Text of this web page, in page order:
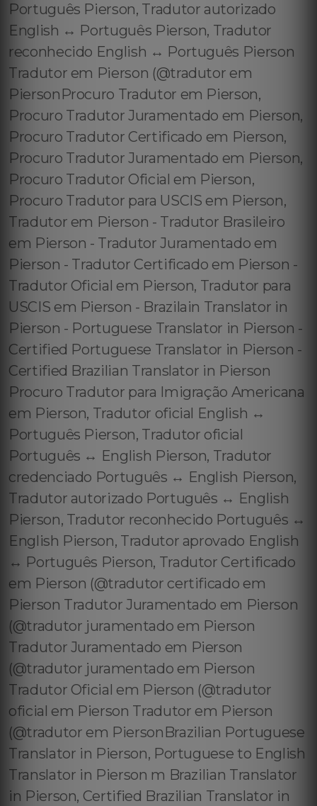
Português Pierson, Tradutor autorizado
English ↔️ Português Pierson, Tradutor
reconhecido English ↔️ Português Pierson
Tradutor em Pierson (@tradutor em
PiersonProcuro Tradutor em Pierson,
Procuro Tradutor Juramentado em Pierson,
Procuro Tradutor Certificado em Pierson,
Procuro Tradutor Juramentado em Pierson,
Procuro Tradutor Oficial em Pierson,
Procuro Tradutor para USCIS em Pierson,
Tradutor em Pierson - Tradutor Brasileiro
em Pierson - Tradutor Juramentado em
Pierson - Tradutor Certificado em Pierson -
Tradutor Oficial em Pierson, Tradutor para
USCIS em Pierson - Brazilain Translator in
Pierson - Portuguese Translator in Pierson -
Certified Portuguese Translator in Pierson -
Certified Brazilian Translator in Pierson
Procuro Tradutor para Imigração Americana
em Pierson, Tradutor oficial English ↔️
Português Pierson, Tradutor oficial
Português ↔️ English Pierson, Tradutor
credenciado Português ↔️ English Pierson,
Tradutor autorizado Português ↔️ English
Pierson, Tradutor reconhecido Português ↔️
English Pierson, Tradutor aprovado English
↔️ Português Pierson, Tradutor Certificado
em Pierson (@tradutor certificado em
Pierson Tradutor Juramentado em Pierson
(@tradutor juramentado em Pierson
Tradutor Juramentado em Pierson
(@tradutor juramentado em Pierson
Tradutor Oficial em Pierson (@tradutor
oficial em Pierson Tradutor em Pierson
(@tradutor em PiersonBrazilian Portuguese
Translator in Pierson, Portuguese to English
Translator in Pierson m Brazilian Translator
in Pierson, Certified Brazilian Translator in